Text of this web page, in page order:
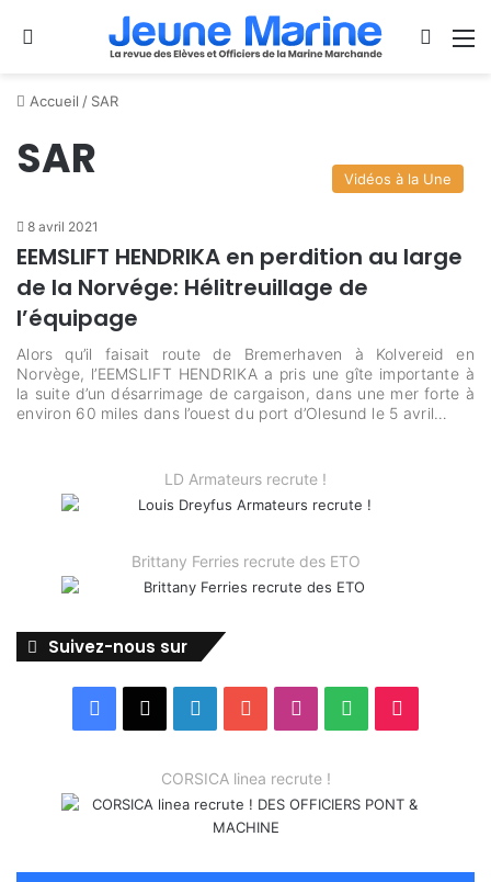
Se connecter
Accueil / SAR
SAR Vidéos à la Une
8 avril 2021
EEMSLIFT HENDRIKA en perdition au large
de la Norvége: Hélitreuillage de
l’équipage
Alors qu’il faisait route de Bremerhaven à Kolvereid en
Norvège, l’EEMSLIFT HENDRIKA a pris une gîte importante à
la suite d’un désarrimage de cargaison, dans une mer forte à
environ 60 miles dans l’ouest du port d’Olesund le 5 avril…
LD Armateurs recrute !
Brittany Ferries recrute des ETO
Suivez-nous sur
Facebook
X LinkedinYouTubeInstagram
Spotify
CORSICA linea recrute !